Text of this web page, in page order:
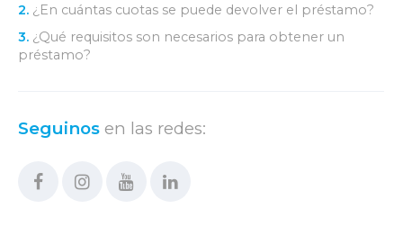
2. ¿En cuántas cuotas se puede devolver el préstamo?
3. ¿Qué requisitos son necesarios para obtener un
préstamo?
Seguinos en las redes: